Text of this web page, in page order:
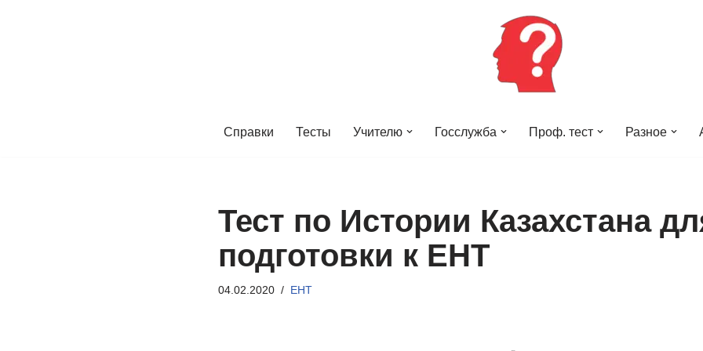
Справки Тесты Учителю Госслужба Проф. тест Разное
Тест по Истории Казахстана
подготовки к ЕНТ
04.02.2020 ЕНТ